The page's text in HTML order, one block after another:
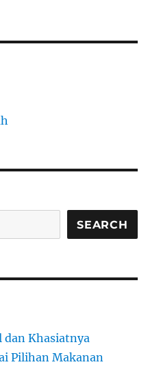
SEARCH
dan Khasiatnya
Pilihan Makanan